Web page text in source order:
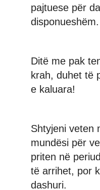
pajtuese për
disponueshëm.
Ditë me pak
krah, duhet të
e kaluara!
Shtyjeni veten
mundësi për
priten në
të arrihet, por
dashuri.